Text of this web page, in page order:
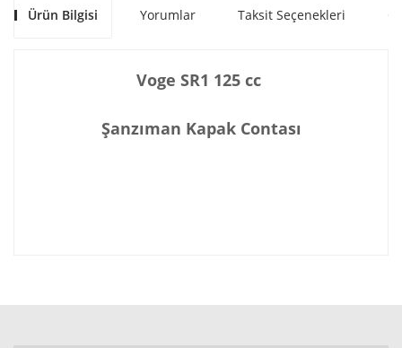
Ürün Bilgisi Yorumlar Taksit Seçenekleri
Voge SR1 125 cc
Şanzıman Kapak Contası